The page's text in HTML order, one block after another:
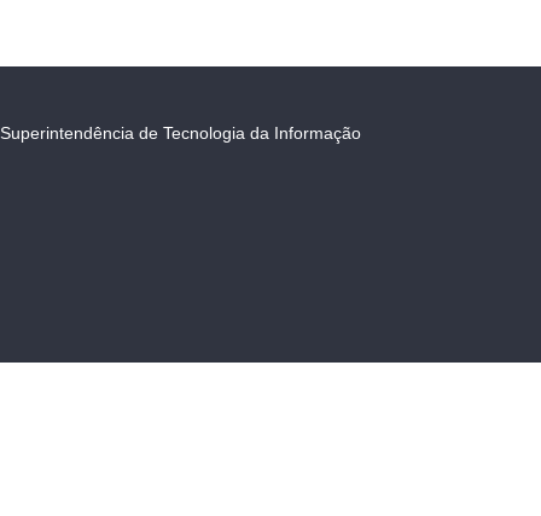
Superintendência de Tecnologia da Informação